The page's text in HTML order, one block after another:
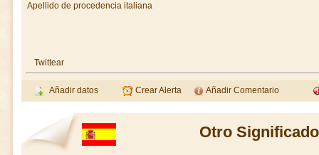
Apellido de procedencia italiana
Twittear
Añadir datos Crear Alerta Añadir Comentario
Otro